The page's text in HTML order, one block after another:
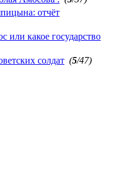
отчёт
или какое государство
солдат (5/47)